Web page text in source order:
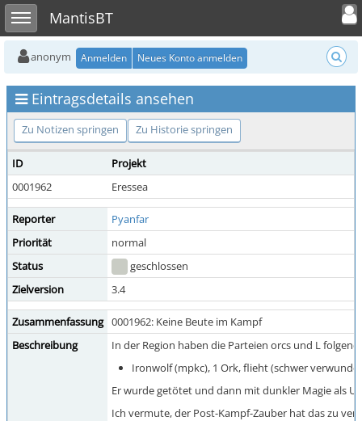
Toggle sidebarMantisBT
Toggle
anonym Anmelden Neues Konto anmelden
Eintragsdetails ansehen
Zu Notizen springen Zu Historie springen
ID
Projekt
0001962
Eressea
Reporter
Pyanfar
Priorität
normal
Status
geschlossen
Zielversion
3.4
Zusammenfassung 0001962: Keine Beute im Kampf
Beschreibung
In der Region haben die Parteien orcs und L
Ironwolf (mpkc), 1 Ork, flieht (schwer
Er wurde getötet und dann mit dunkler Magie als
Ich vermute, der Post-Kampf-Zauber hat das zu